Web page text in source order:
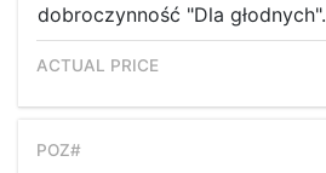
dobroczynność "Dla głodnych".